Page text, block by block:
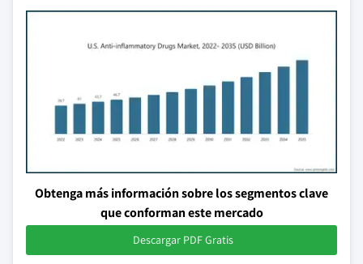
Obtenga más información sobre los segmentos clave
que conforman este mercado
Descargar PDF Gratis